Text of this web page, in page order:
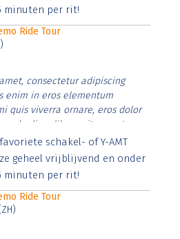
minuten per rit!
Ride Tour
consectetur adipiscing
enim in eros elementum
quis viverra ornare, eros dolor
diam libero vitae erat.
justo cursus id rutrum lorem
vitae risus tristique posuere.
schakel- of Y-AMT
geheel vrijblijvend en onder
minuten per rit!
Ride Tour